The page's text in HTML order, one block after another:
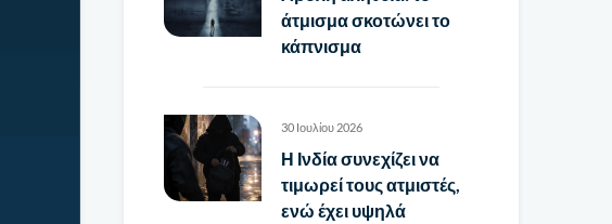
άτμισμα σκοτώνει το
κάπνισμα
30 Ιουλίου 2026
Η Ινδία συνεχίζει να
τιμωρεί τους ατμιστές,
ενώ έχει υψηλά